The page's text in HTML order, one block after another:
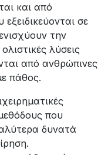
και από
σε
την
λύσεις
από ανθρώπινες
πάθος.
που
δυνατά